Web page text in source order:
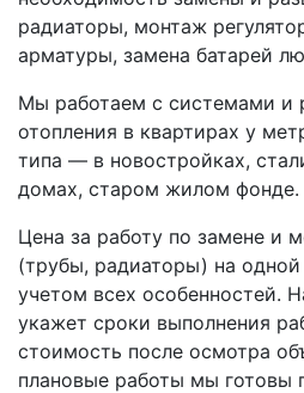
радиаторы, монтаж
арматуры, замена батарей
Мы работаем с системами и
отопления в квартирах у
типа — в новостройках,
домах, старом жилом фонде.
Цена за работу по замене и
(трубы, радиаторы) на одной
учетом всех особенностей.
укажет сроки выполнения
стоимость после осмотра
плановые работы мы готовы